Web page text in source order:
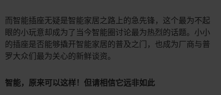
而智能插座无疑是智能家居之路上的急先锋，这个最为不起
眼的小玩意却成为了当今智能圈讨论最为热烈的话题。小小
的插座是否能够撬开智能家居的普及之门，也成为厂商与普
罗大众们最为关心的新鲜谈资。
智能，原来可以这样！但请相信它远非如此